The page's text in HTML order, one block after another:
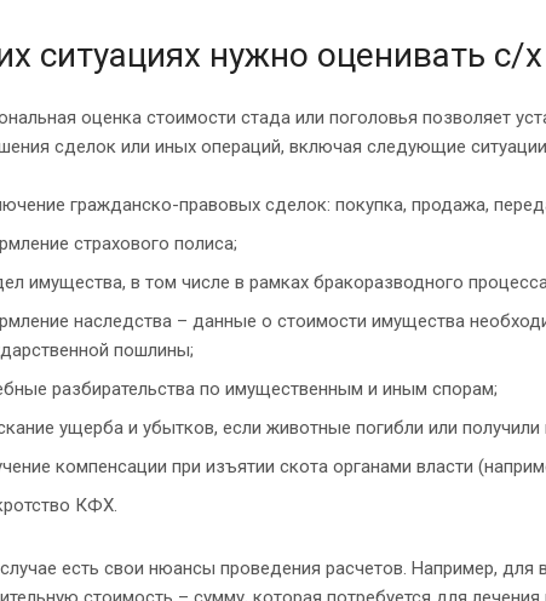
ситуациях нужно оценивать с/
оценка стоимости стада или поголовья позволяет
сделок или иных операций, включая следующие
гражданско-правовых сделок: покупка, продажа,
страхового полиса;
имущества, в том числе в рамках бракоразводного
наследства – данные о стоимости имущества
пошлины;
разбирательства по имущественным и иным спорам;
ущерба и убытков, если животные погибли или
компенсации при изъятии скота органами власти
КФХ.
есть свои нюансы проведения расчетов. Например,